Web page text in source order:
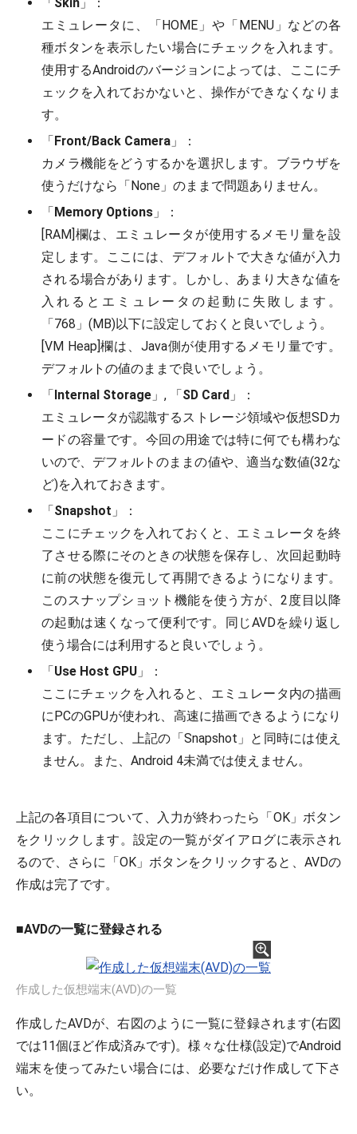
「 Skin」：
エミュレータに、「HOME」や「MENU」などの各
種ボタンを表示したい場合にチェックを入れます。
使用するAndroidのバージョンによっては、ここにチ
ェックを入れておかないと、操作ができなくなりま
す。
「 Front/Back Camera」：
カメラ機能をどうするかを選択します。ブラウザを
使うだけなら「None」のままで問題ありません。
「 Memory Options」：
[RAM]欄は、エミュレータが使用するメモリ量を設
定します。ここには、デフォルトで大きな値が入力
される場合があります。しかし、あまり大きな値を
入れるとエミュレータの起動に失敗します。
「768」(MB)以下に設定しておくと良いでしょう。
[VM Heap]欄は、Java側が使用するメモリ量です。
デフォルトの値のままで良いでしょう。
「 Internal Storage」, 「 SD Card 」：
エミュレータが認識するストレージ領域や仮想SDカ
ードの容量です。今回の用途では特に何でも構わな
いので、デフォルトのままの値や、適当な数値(32な
ど)を入れておきます。
「 Snapshot 」：
ここにチェックを入れておくと、エミュレータを終
了させる際にそのときの状態を保存し、次回起動時
に前の状態を復元して再開できるようになります。
このスナップショット機能を使う方が、2度目以降
の起動は速くなって便利です。同じAVDを繰り返し
使う場合には利用すると良いでしょう。
「 Use Host GPU」：
ここにチェックを入れると、エミュレータ内の描画
にPCのGPUが使われ、高速に描画できるようになり
ます。ただし、上記の「Snapshot」と同時には使え
ません。また、Android 4未満では使えません。
上記の各項目について、入力が終わったら「OK」ボタン
をクリックします。設定の一覧がダイアログに表示され
るので、さらに「OK」ボタンをクリックすると、AVDの
作成は完了です。
■AVDの一覧に登録される
作成した仮想端末(AVD)の一覧
作成したAVDが、右図のように一覧に登録されます(右図
では11個ほど作成済みです)。様々な仕様(設定)でAndroid
端末を使ってみたい場合には、必要なだけ作成して下さ
い。